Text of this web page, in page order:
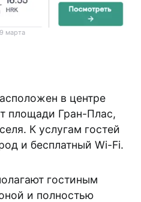
марта
в центре
площади Гран-Плас,
К услугам гостей
и бесплатный Wi-Fi.
гостиным
и полностью